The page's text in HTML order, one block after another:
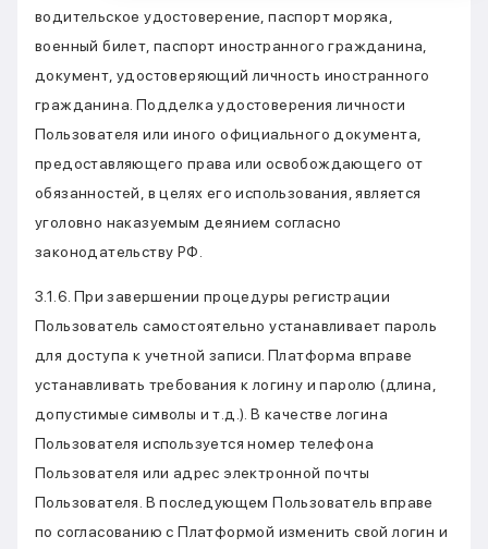
водительское удостоверение, паспорт моряка,
военный билет, паспорт иностранного гражданина,
документ, удостоверяющий личность иностранного
гражданина. Подделка удостоверения личности
Пользователя или иного официального документа,
предоставляющего права или освобождающего от
обязанностей, в целях его использования, является
уголовно наказуемым деянием согласно
законодательству РФ.
3.1.6. При завершении процедуры регистрации
Пользователь самостоятельно устанавливает пароль
для доступа к учетной записи. Платформа вправе
устанавливать требования к логину и паролю (длина,
допустимые символы и т.д.). В качестве логина
Пользователя используется номер телефона
Пользователя или адрес электронной почты
Пользователя. В последующем Пользователь вправе
по согласованию с Платформой изменить свой логин и